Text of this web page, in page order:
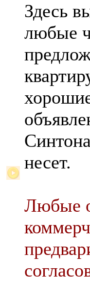
Здесь
любые
несет.
Любые